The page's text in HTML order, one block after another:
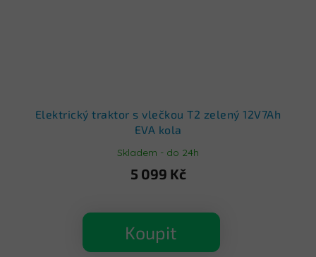
Elektrický traktor s vlečkou T2 zelený 12V7Ah
EVA kola
Skladem - do 24h
5 099 Kč
Koupit